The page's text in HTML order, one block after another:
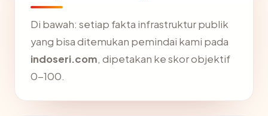
Di bawah: setiap fakta infrastruktur publik
yang bisa ditemukan pemindai kami pada
indoseri.com, dipetakan ke skor objektif
0-100.